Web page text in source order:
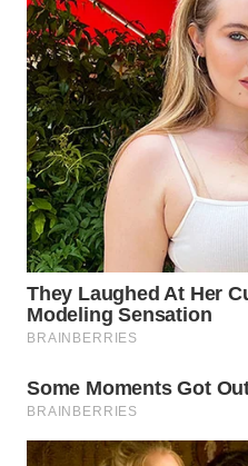
TENGAH
WN DELI
SERDANG
WN
TEBING
TINGGI
WN
PAKPAK
WN
BEKASI